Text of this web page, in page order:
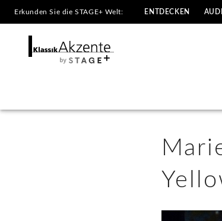
Marie
Awadis
Daniel
Erkunden Sie die STAGE+ Welt: ENTDECKEN